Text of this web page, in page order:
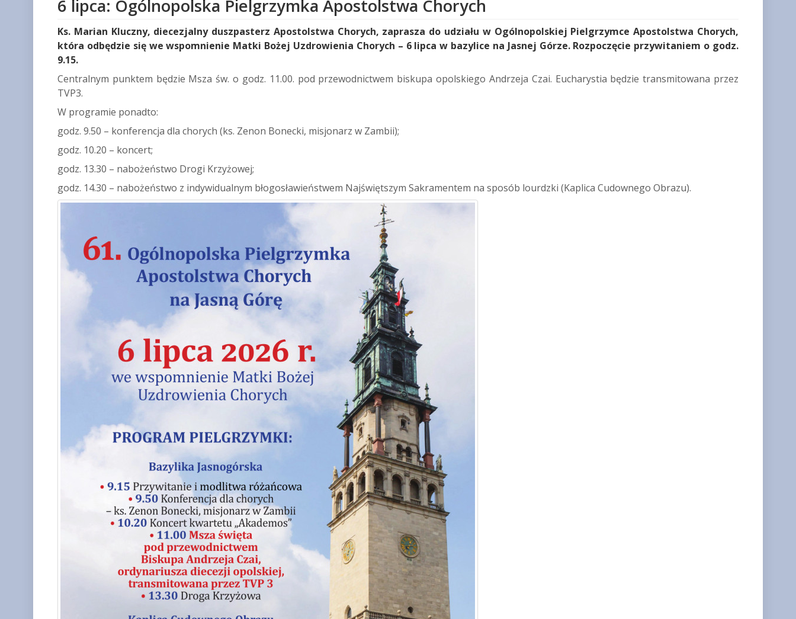
6 lipca: Ogólnopolska Pielgrzymka Apostolstwa Chorych
Ks. Marian Kluczny, diecezjalny duszpasterz Apostolstwa Chorych, zaprasza do udziału w Ogólnopolskiej Pielgrzymce Apostolstwa Chorych,
która odbędzie się we wspomnienie Matki Bożej Uzdrowienia Chorych – 6 lipca w bazylice na Jasnej Górze. Rozpoczęcie przywitaniem o godz.
9.15.
Centralnym punktem będzie Msza św. o godz. 11.00. pod przewodnictwem biskupa opolskiego Andrzeja Czai. Eucharystia będzie transmitowana przez
TVP3.
W programie ponadto:
godz. 9.50 – konferencja dla chorych (ks. Zenon Bonecki, misjonarz w Zambii);
godz. 10.20 – koncert;
godz. 13.30 – nabożeństwo Drogi Krzyżowej;
godz. 14.30 – nabożeństwo z indywidualnym błogosławieństwem Najświętszym Sakramentem na sposób lourdzki (Kaplica Cudownego Obrazu).